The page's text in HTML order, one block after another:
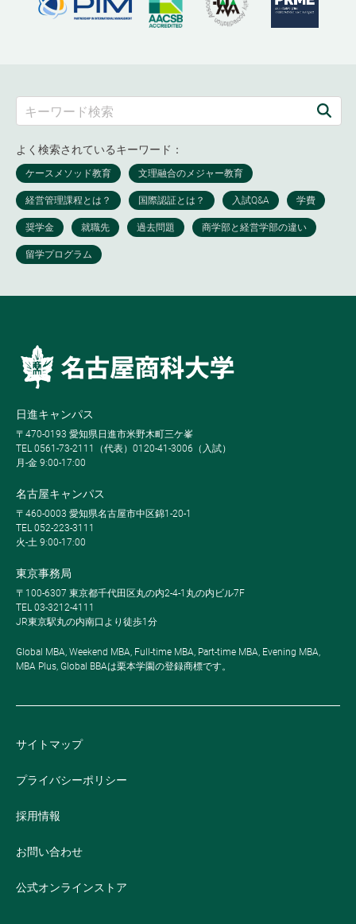
よく検索されているキーワード：
日進キャンパス
〒470-0193 愛知県日進市米野木町三ケ峯
TEL 0561-73-2111（代表）0120-41-3006（入試）
月-金 9:00-17:00
名古屋キャンパス
〒460-0003 愛知県名古屋市中区錦1-20-1
TEL 052-223-3111
火-土 9:00-17:00
東京事務局
〒100-6307 東京都千代田区丸の内2-4-1丸の内ビル7F
TEL 03-3212-4111
JR東京駅丸の内南口より徒歩1分
Global MBA, Weekend MBA, Full-time MBA, Part-time MBA, Evening MBA,
MBA Plus, Global BBAは栗本学園の登録商標です。
サイトマップ
プライバシーポリシー
採用情報
お問い合わせ
公式オンラインストア